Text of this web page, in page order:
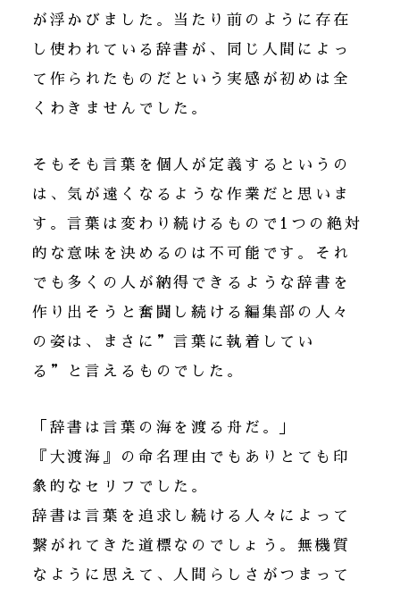
が浮かびました。当たり前のように存在
し使われている辞書が、同じ人間によっ
て作られたものだという実感が初めは全
くわきませんでした。
そもそも言葉を個人が定義するというの
は、気が遠くなるような作業だと思いま
す。言葉は変わり続けるもので1つの絶対
的な意味を決めるのは不可能です。それ
でも多くの人が納得できるような辞書を
作り出そうと奮闘し続ける編集部の人々
の姿は、まさに”言葉に執着してい
る”と言えるものでした。
「辞書は言葉の海を渡る舟だ。」
『大渡海』の命名理由でもありとても印
象的なセリフでした。
辞書は言葉を追求し続ける人々によって
繋がれてきた道標なのでしょう。無機質
なように思えて、人間らしさがつまって